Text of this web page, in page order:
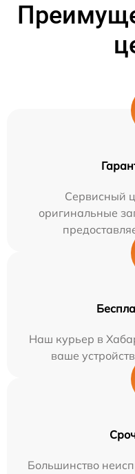
Сервисный
оригинальные
Наш курьер в
ваше
Большинство